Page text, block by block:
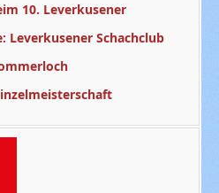
10. Leverkusener
Leverkusener Schachclub